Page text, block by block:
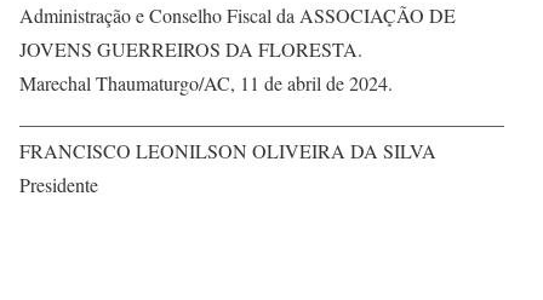
Administração e Conselho Fiscal da ASSOCIAÇÃO DE
JOVENS GUERREIROS DA FLORESTA.
Marechal Thaumaturgo/AC, 11 de abril de 2024.
FRANCISCO LEONILSON OLIVEIRA DA SILVA
Presidente